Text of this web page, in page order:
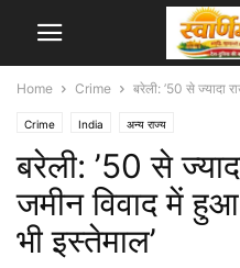
Home Crime बरेली: ’50 से ज्यादा
Crime India अन्य राज्य
बरेली: ’50 से
जमीन विवाद में हुआ
भी इस्तेमाल’